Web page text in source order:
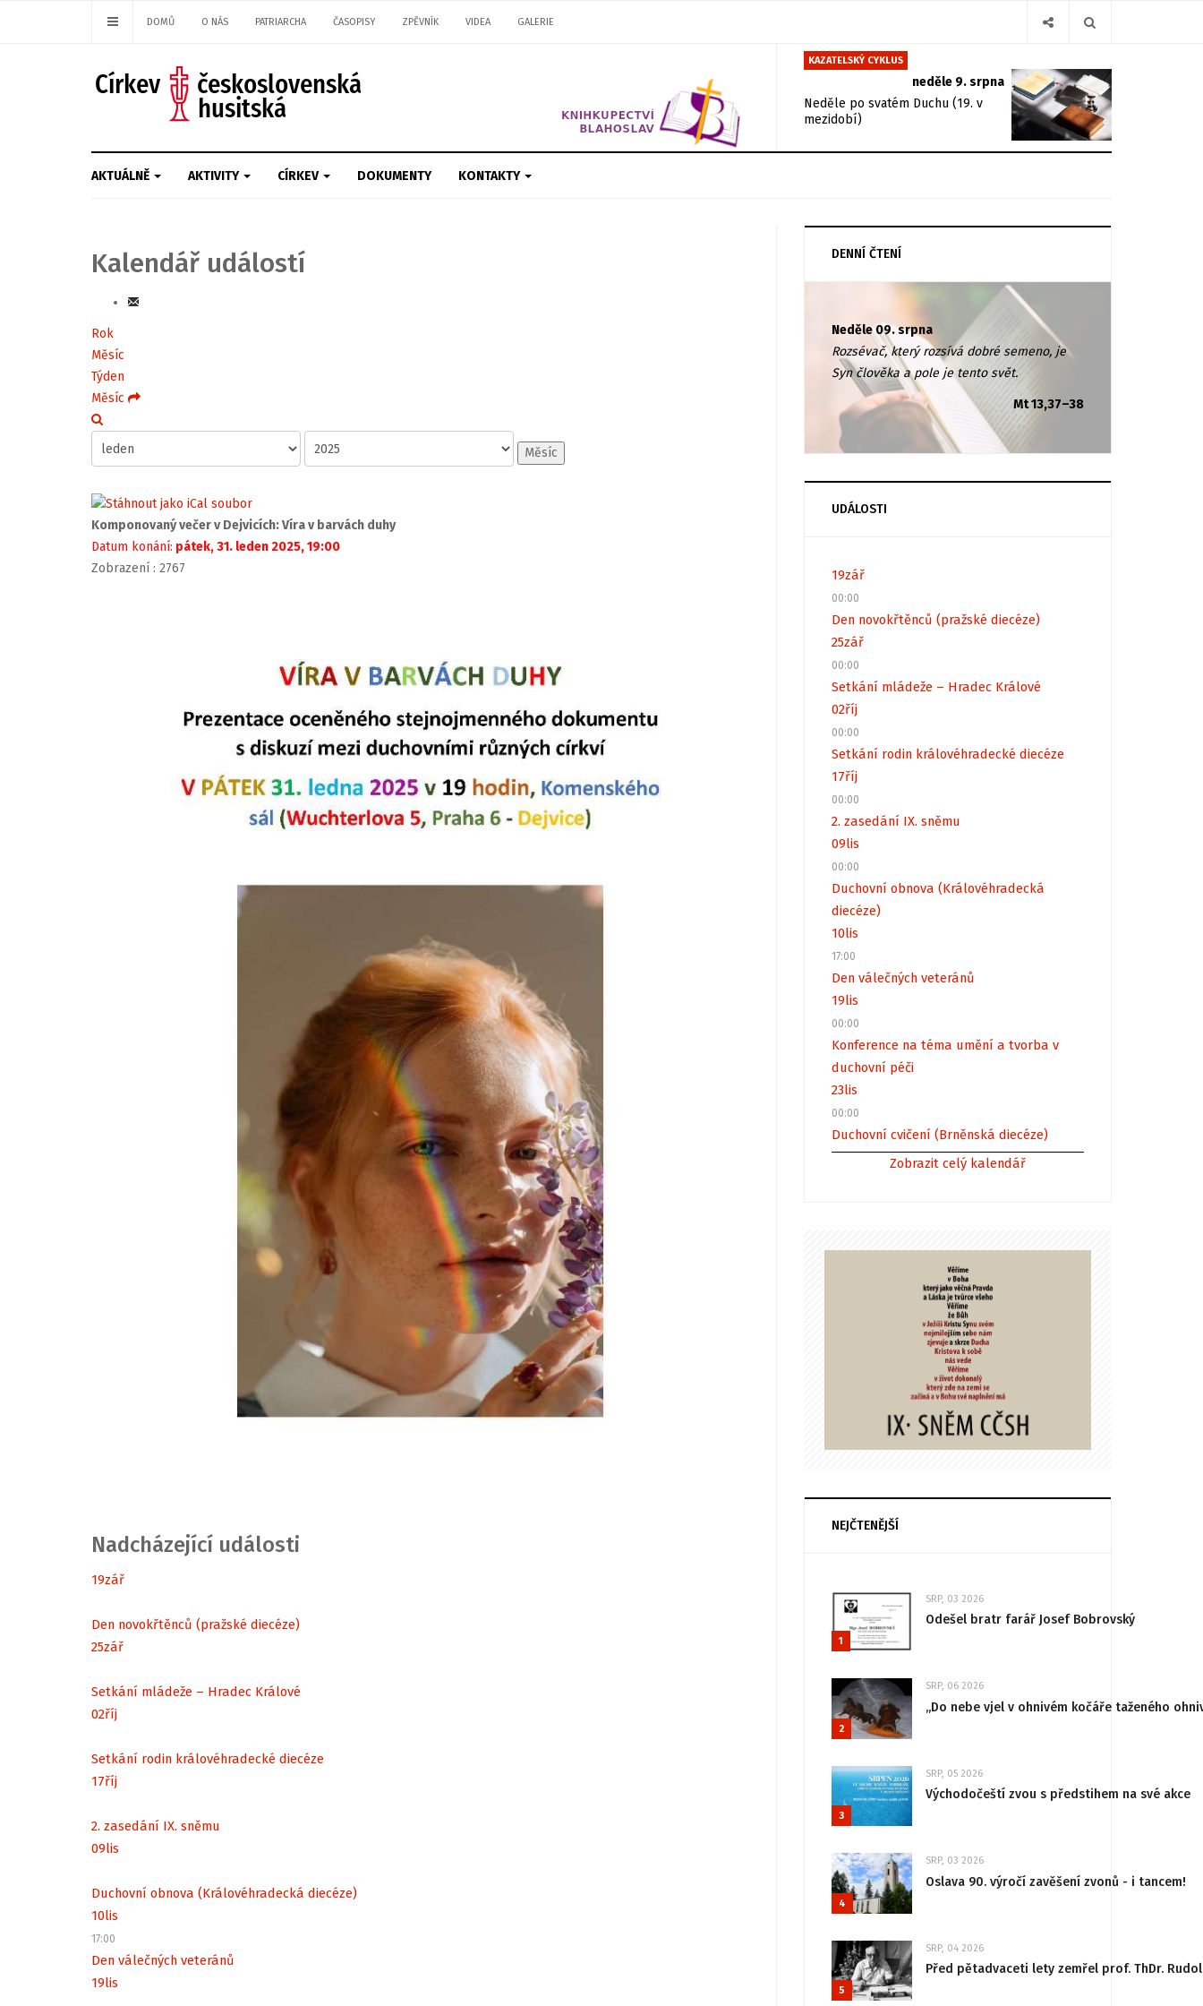
DOMŮ O NÁS PATRIARCHA ČASOPISY ZPĚVNÍK VIDEA GALERIE
KAZATELSKÝ CYKLUS
neděle 9. srpna
Neděle po svatém Duchu (19. v
mezidobí)
AKTUÁLNĚ AKTIVITY CÍRKEV DOKUMENTY KONTAKTY
Kalendář událostí
Rok
Měsíc
Týden
Měsíc
Měsíc
Komponovaný večer v Dejvicích: Víra v barvách duhy
Datum konání: pátek, 31. leden 2025, 19:00
Zobrazení : 2767
Nadcházející události
19zář
Den novokřtěnců (pražské diecéze)
25zář
Setkání mládeže – Hradec Králové
02říj
Setkání rodin královéhradecké diecéze
17říj
2. zasedání IX. sněmu
09lis
Duchovní obnova (Královéhradecká diecéze)
10lis
17:00
Den válečných veteránů
19lis
DENNÍ ČTENÍ
Neděle 09. srpna
Rozsévač, který rozsívá dobré semeno, je
Syn člověka a pole je tento svět.
Mt 13,37–38
UDÁLOSTI
19zář
00:00
Den novokřtěnců (pražské diecéze)
25zář
00:00
Setkání mládeže – Hradec Králové
02říj
00:00
Setkání rodin královéhradecké diecéze
17říj
00:00
2. zasedání IX. sněmu
09lis
00:00
Duchovní obnova (Královéhradecká
diecéze)
10lis
17:00
Den válečných veteránů
19lis
00:00
Konference na téma umění a tvorba v
duchovní péči
23lis
00:00
Duchovní cvičení (Brněnská diecéze)
Zobrazit celý kalendář
NEJČTENĚJŠÍ
1
SRP, 03 2026
Odešel bratr farář Josef Bobrovský
2
SRP, 06 2026
„Do nebe vjel v ohnivém kočáře taženého
3
SRP, 05 2026
Východočeští zvou s předstihem na své akce
4
SRP, 03 2026
Oslava 90. výročí zavěšení zvonů - i tancem!
5
SRP, 04 2026
Před pětadvaceti lety zemřel prof. ThDr.